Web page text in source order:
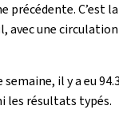
précédente. C’est
avec une
il y a eu
les résultats typés.